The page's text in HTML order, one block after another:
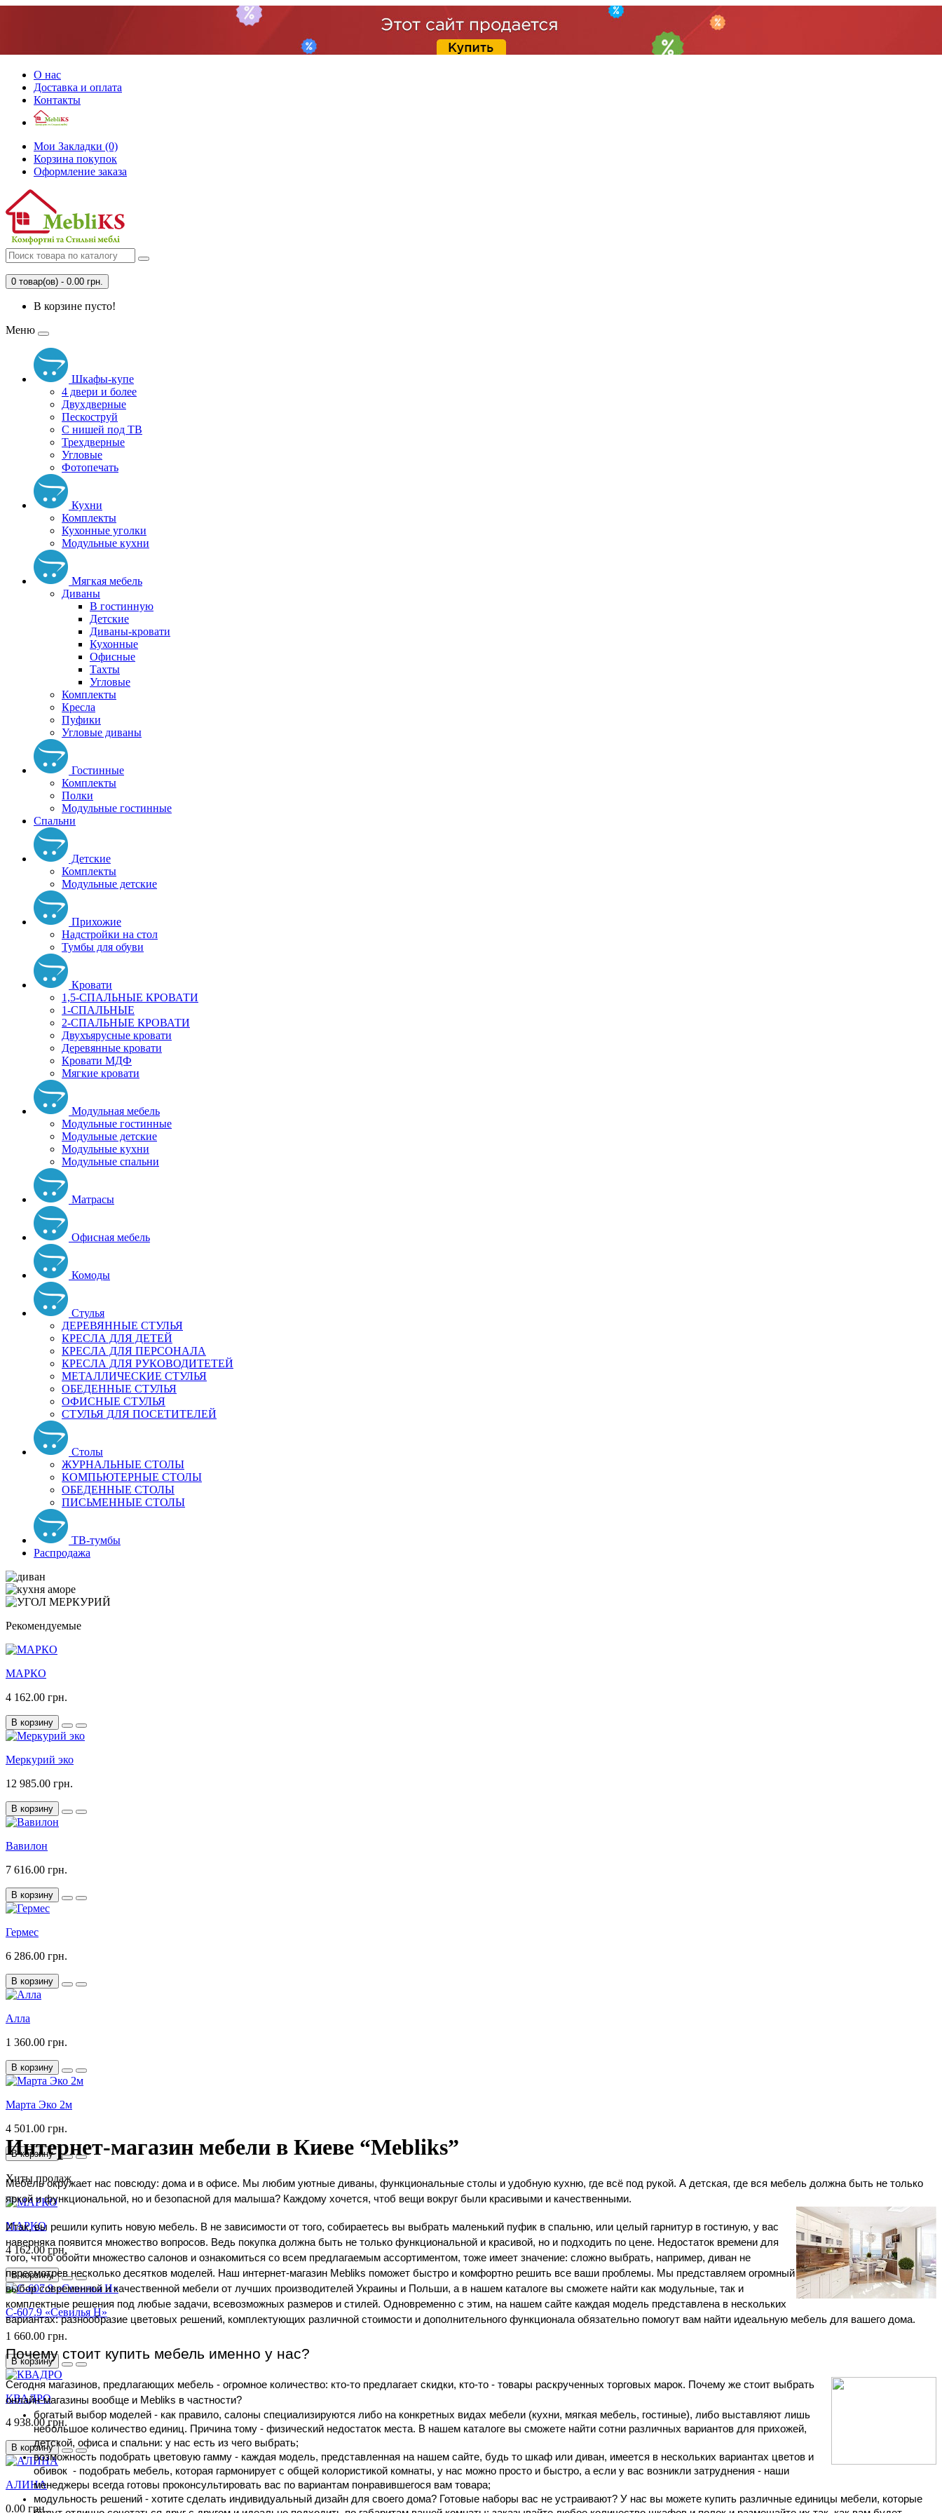
О нас
Доставка и оплата
Контакты
Мои Закладки (0)
Корзина покупок
Оформление заказа
0 товар(ов) - 0.00 грн.
В корзине пусто!
Меню
Шкафы-купе
4 двери и более
Двухдверные
Пескоструй
С нишей под ТВ
Трехдверные
Угловые
Фотопечать
Кухни
Комплекты
Кухонные уголки
Модульные кухни
Мягкая мебель
Диваны
В гостинную
Детские
Диваны-кровати
Кухонные
Офисные
Тахты
Угловые
Комплекты
Кресла
Пуфики
Угловые диваны
Гостинные
Комплекты
Полки
Модульные гостинные
Спальни
Детские
Комплекты
Модульные детские
Прихожие
Надстройки на стол
Тумбы для обуви
Кровати
1,5-СПАЛЬНЫЕ КРОВАТИ
1-СПАЛЬНЫЕ
2-СПАЛЬНЫЕ КРОВАТИ
Двухъярусные кровати
Деревянные кровати
Кровати МДФ
Мягкие кровати
Модульная мебель
Модульные гостинные
Модульные детские
Модульные кухни
Модульные спальни
Матрасы
Офисная мебель
Комоды
Стулья
ДЕРЕВЯННЫЕ СТУЛЬЯ
КРЕСЛА ДЛЯ ДЕТЕЙ
КРЕСЛА ДЛЯ ПЕРСОНАЛА
КРЕСЛА ДЛЯ РУКОВОДИТЕТЕЙ
МЕТАЛЛИЧЕСКИЕ СТУЛЬЯ
ОБЕДЕННЫЕ СТУЛЬЯ
ОФИСНЫЕ СТУЛЬЯ
СТУЛЬЯ ДЛЯ ПОСЕТИТЕЛЕЙ
Столы
ЖУРНАЛЬНЫЕ СТОЛЫ
КОМПЬЮТЕРНЫЕ СТОЛЫ
ОБЕДЕННЫЕ СТОЛЫ
ПИСЬМЕННЫЕ СТОЛЫ
ТВ-тумбы
Распродажа
Интернет-магазин мебели в Киеве “Mebliks”
Мебель окружает нас повсюду: дома и в офисе. Мы любим уютные диваны, функциональные столы и удобную кухню, где всё под рукой. А детская, где вся мебель должна быть не только
яркой и функциональной, но и безопасной для малыша? Каждому хочется, чтоб вещи вокруг были красивыми и качественными.
Итак, вы решили купить новую мебель. В не зависимости от того, собираетесь вы выбрать маленький пуфик в спальню, или целый гарнитур в гостиную, у вас
наверняка появится множество вопросов. Ведь покупка должна быть не только функциональной и красивой, но и подходить по цене. Недостаток времени для
того, чтоб обойти множество салонов и ознакомиться со всем предлагаемым ассортиментом, тоже имеет значение: сложно выбрать, например, диван не
пересмотрев несколько десятков моделей. Наш интернет-магазин Mebliks поможет быстро и комфортно решить все ваши проблемы. Мы представляем огромный
выбор современной и качественной мебели от лучших производителей Украины и Польши, а в нашем каталоге вы сможете найти как модульные, так и
комплектные решения под любые задачи, всевозможных размеров и стилей. Одновременно с этим, на нашем сайте каждая модель представлена в нескольких
вариантах: разнообразие цветовых решений, комплектующих различной стоимости и дополнительного функционала обязательно помогут вам найти идеальную мебель для вашего дома.
Почему стоит купить мебель именно у нас?
Сегодня магазинов, предлагающих мебель - огромное количество: кто-то предлагает скидки, кто-то - товары раскрученных торговых марок. Почему же стоит выбрать
онлайн-магазины вообще и Mebliks в частности?
богатый выбор моделей - как правило, салоны специализируются либо на конкретных видах мебели (кухни, мягкая мебель, гостиные), либо выставляют лишь
небольшое количество единиц. Причина тому - физический недостаток места. В нашем каталоге вы сможете найти сотни различных вариантов для прихожей,
детской, офиса и спальни: у нас есть из чего выбрать;
возможность подобрать цветовую гамму - каждая модель, представленная на нашем сайте, будь то шкаф или диван, имеется в нескольких вариантах цветов и
обивок - подобрать мебель, которая гармонирует с общей колористикой комнаты, у нас можно просто и быстро, а если у вас возникли затруднения - наши
менеджеры всегда готовы проконсультировать вас по вариантам понравившегося вам товара;
модульность решений - хотите сделать индивидуальный дизайн для своего дома? Готовые наборы вас не устраивают? У нас вы можете купить различные единицы мебели, которые
Рекомендуемые
МАРКО
4 162.00 грн.
В корзину
Меркурий эко
12 985.00 грн.
В корзину
Вавилон
7 616.00 грн.
В корзину
Гермес
6 286.00 грн.
В корзину
Алла
1 360.00 грн.
В корзину
Марта Эко 2м
4 501.00 грн.
В корзину
Хиты продаж
МАРКО
4 162.00 грн.
В корзину
С-607.9 «Севилья Н»
1 660.00 грн.
В корзину
КВАДРО
4 938.00 грн.
В корзину
АЛИНА
0.00 грн.